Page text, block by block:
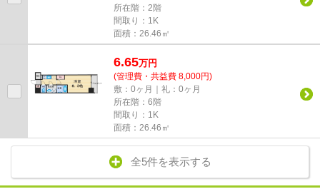
所在階：2階
間取り：1K
面積：26.46㎡
6.65万円
(管理費・共益費 8,000円)
敷：0ヶ月｜礼：0ヶ月
所在階：6階
間取り：1K
面積：26.46㎡
全5件を表示する